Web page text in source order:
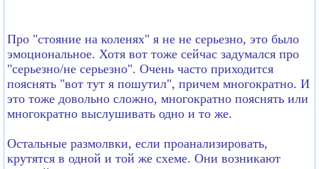
Про "стояние на коленях" я не не серьезно, это было
эмоциональное. Хотя вот тоже сейчас задумался про
"серьезно/не серьезно". Очень часто приходится
пояснять "вот тут я пошутил", причем многократно. И
это тоже довольно сложно, многократно пояснять или
многократно выслушивать одно и то же.
Остальные размолвки, если проанализировать,
крутятся в одной и той же схеме. Они возникают